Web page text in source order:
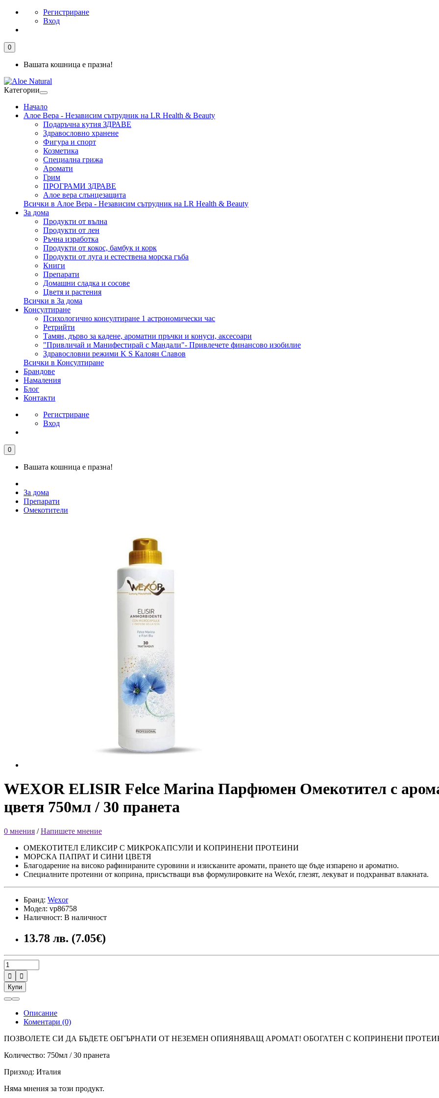
Регистриране
Вход
0
Вашата кошница е празна!
Категории
Начало
Алое Вера - Независим сътрудник на LR Health & Beauty
Подаръчна кутия ЗДРАВЕ
Здравословно хранене
Фигура и спорт
Козметика
Специална грижа
Аромати
Грим
ПРОГРАМИ ЗДРАВЕ
Алое вера слънцезащита
Всички в Алое Вера - Независим сътрудник на LR Health & Beauty
За дома
Продукти от вълна
Продукти от лен
Ръчна изработка
Продукти от кокос, бамбук и корк
Продукти от луга и естествена морска гъба
Книги
Препарати
Домашни сладка и сосове
Цветя и растения
Всички в За дома
Консултиране
Психологично консултиране 1 астрономически час
Ретрийти
Тамян, дърво за кадене, ароматни пръчки и конуси, аксесоари
"Привличай и Манифестирай с Мандали"- Привлечете финансово изобилие
Здравословни режими K S Калоян Славов
Всички в Консултиране
Брандове
Намаления
Блог
Контакти
Регистриране
Вход
0
Вашата кошница е празна!
За дома
Препарати
Омекотители
WEXOR ELISIR Felce Marina Парфюмен Омекотител с
цветя 750мл / 30 пранета
0 мнения /Напишете мнение
ОМЕКОТИТЕЛ ЕЛИКСИР С МИКРОКАПСУЛИ И КОПРИНЕНИ ПРОТЕИНИ
МОРСКА ПАПРАТ И СИНИ ЦВЕТЯ
Благодарение на високо рафинираните суровини и изисканите аромати, прането ще бъде изпарено и ароматно.
Специалните протеини от коприна, присъстващи във формулировките на Wexór, глезят, лекуват и подхранват влакната.
Бранд: Wexor
Модел: vp86758
Наличност: В наличност
13.78 лв. (7.05€)


Купи
Описание
Коментари (0)
ПОЗВОЛЕТЕ СИ ДА БЪДЕТЕ ОБГЪРНАТИ ОТ НЕЗЕМЕН ОПИЯНЯВАЩ АРОМАТ! ОБОГАТЕН С КОПРИНЕНИ
Количество: 750мл / 30 пранета
Призход: Италия
Няма мнения за този продукт.